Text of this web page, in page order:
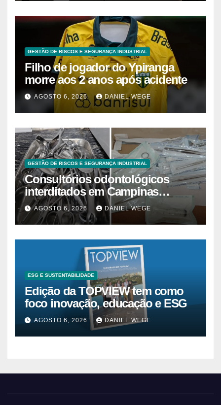
GESTÃO DE RISCOS E SEGURANÇA INDUSTRIAL
Filho de jogador do Ypiranga
morre aos 2 anos após acidente
AGOSTO 6, 2026 DANIEL WEGE
GESTÃO DE RISCOS E SEGURANÇA INDUSTRIAL
Consultórios odontológicos
interditados em Campinas
superam 2025
AGOSTO 6, 2026 DANIEL WEGE
ESG E SUSTENTABILIDADE
Edição da TOPVIEW tem como
foco inovação, educação e ESG
AGOSTO 6, 2026 DANIEL WEGE